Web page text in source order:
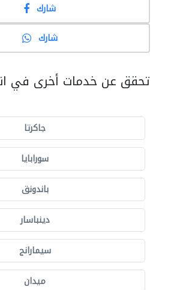
شارك
شارك
تحقق عن خدمات أخرى في
جاكرتا
سورابايا
باندونق
دينباسار
سيمارانج
ميدان